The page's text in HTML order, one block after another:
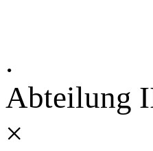
.
Abteilung
×